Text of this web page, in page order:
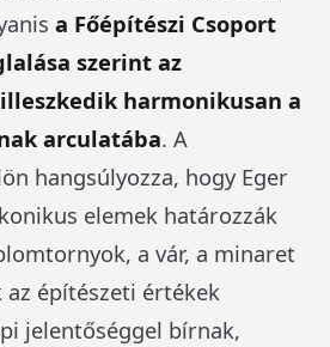
a Főépítészi Csoport
szerint az
harmonikusan a
arculatába. A
hangsúlyozza, hogy Eger
elemek határozzák
a vár, a minaret
az építészeti értékek
jelentőséggel bírnak,